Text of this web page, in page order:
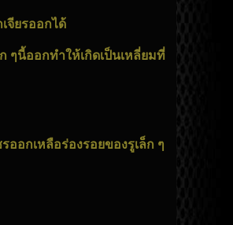
จียรออกได้
ๆนี้ออกทำให้เกิดเป็นเหลี่ยมที่
ออกเหลือร่องรอยของรูเล็ก ๆ